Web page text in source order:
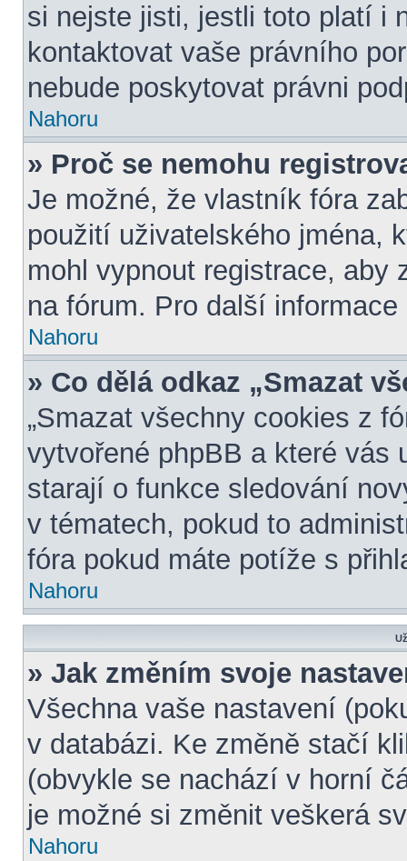
si nejste jisti, jestli toto platí i
kontaktovat vaše právního
nebude poskytovat právni
Nahoru
» Proč se nemohu
Je možné, že vlastník fóra
použití uživatelského jména,
mohl vypnout registrace, aby
na fórum. Pro další
Nahoru
» Co dělá odkaz „Smazat
„Smazat všechny cookies z
vytvořené phpBB a které vás
starají o funkce sledování
v tématech, pokud to
fóra pokud máte potíže s
Nahoru
» Jak změním svoje
Všechna vaše nastavení
v databázi. Ke změně stačí
(obvykle se nachází v horní
je možné si změnit veškerá
Nahoru